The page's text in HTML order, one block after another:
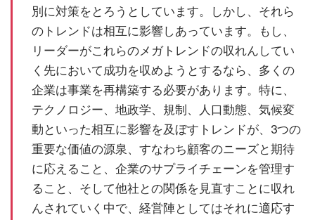
別に対策をとろうとしています。しかし、それら
のトレンドは相互に影響しあっています。もし、
リーダーがこれらのメガトレンドの収れんしてい
く先において成功を収めようとするなら、多くの
企業は事業を再構築する必要があります。特に、
テクノロジー、地政学、規制、人口動態、気候変
動といった相互に影響を及ぼすトレンドが、3つの
重要な価値の源泉、すなわち顧客のニーズと期待
に応えること、企業のサプライチェーンを管理す
ること、そして他社との関係を見直すことに収れ
んされていく中で、経営陣としてはそれに適応す